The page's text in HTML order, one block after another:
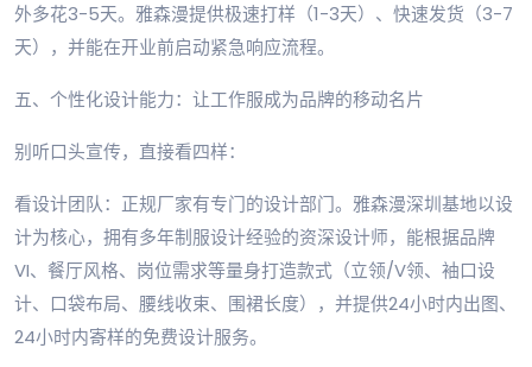
外多花3-5天。雅森漫提供极速打样（1-3天）、快速发货（3-7
天），并能在开业前启动紧急响应流程。
五、个性化设计能力：让工作服成为品牌的移动名片
别听口头宣传，直接看四样：
看设计团队：正规厂家有专门的设计部门。雅森漫深圳基地以设
计为核心，拥有多年制服设计经验的资深设计师，能根据品牌
VI、餐厅风格、岗位需求等量身打造款式（立领/V领、袖口设
计、口袋布局、腰线收束、围裙长度），并提供24小时内出图、
24小时内寄样的免费设计服务。